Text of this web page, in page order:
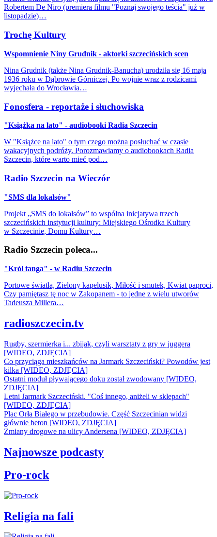
Robertem De Niro (premiera filmu "Poznaj swojego teścia" już w
listopadzie)…
Trochę Kultury
Wspomnienie Niny Grudnik - aktorki szczecińskich scen
Nina Grudnik (także Nina Grudnik-Banucha) urodziła się 16 maja
1936 roku w Dąbrowie Górniczej. Po wojnie wraz z rodzicami
wyjechała do Wrocławia…
Fonosfera - reportaże i słuchowiska
"Książka na lato" - audiobooki Radia Szczecin
W "Książce na lato" o tym czego można posłuchać w czasie
wakacyjnych podróży. Porozmawiamy o audiobookach Radia
Szczecin, które warto mieć pod…
Radio Szczecin na Wieczór
"SMS dla lokalsów"
Projekt „SMS do lokalsów” to wspólna inicjatywa trzech
szczecińskich instytucji kultury: Miejskiego Ośrodka Kultury
w Szczecinie, Domu Kultury…
Radio Szczecin poleca...
"Król tanga" - w Radiu Szczecin
Portowe światła, Zielony kapelusik, Miłość i smutek, Kwiat paproci,
Czy pamiętasz tę noc w Zakopanem - to jedne z wielu utworów
Tadeusza Millera…
radioszczecin.tv
Rugby, szermierka i... zbijak, czyli warsztaty z gry w juggera
[WIDEO, ZDJĘCIA]
Co przyciąga mieszkańców na Jarmark Szczeciński? Powodów jest
kilka [WIDEO, ZDJĘCIA]
Ostatni moduł pływającego doku został zwodowany [WIDEO,
ZDJĘCIA]
Letni Jarmark Szczeciński. "Coś innego, aniżeli w sklepach"
[WIDEO, ZDJĘCIA]
Plac Orła Białego w przebudowie. Część Szczecinian widzi
głównie beton [WIDEO, ZDJĘCIA]
Zmiany drogowe na ulicy Andersena [WIDEO, ZDJĘCIA]
Najnowsze podcasty
Pro-rock
Religia na fali